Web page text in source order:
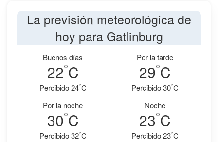
La previsión meteorológica de
hoy para Gatlinburg
Buenos días
22°C
Percibido 24°C
Por la tarde
29°C
Percibido 30°C
Por la noche
30°C
Percibido 32°C
Noche
23°C
Percibido 23°C